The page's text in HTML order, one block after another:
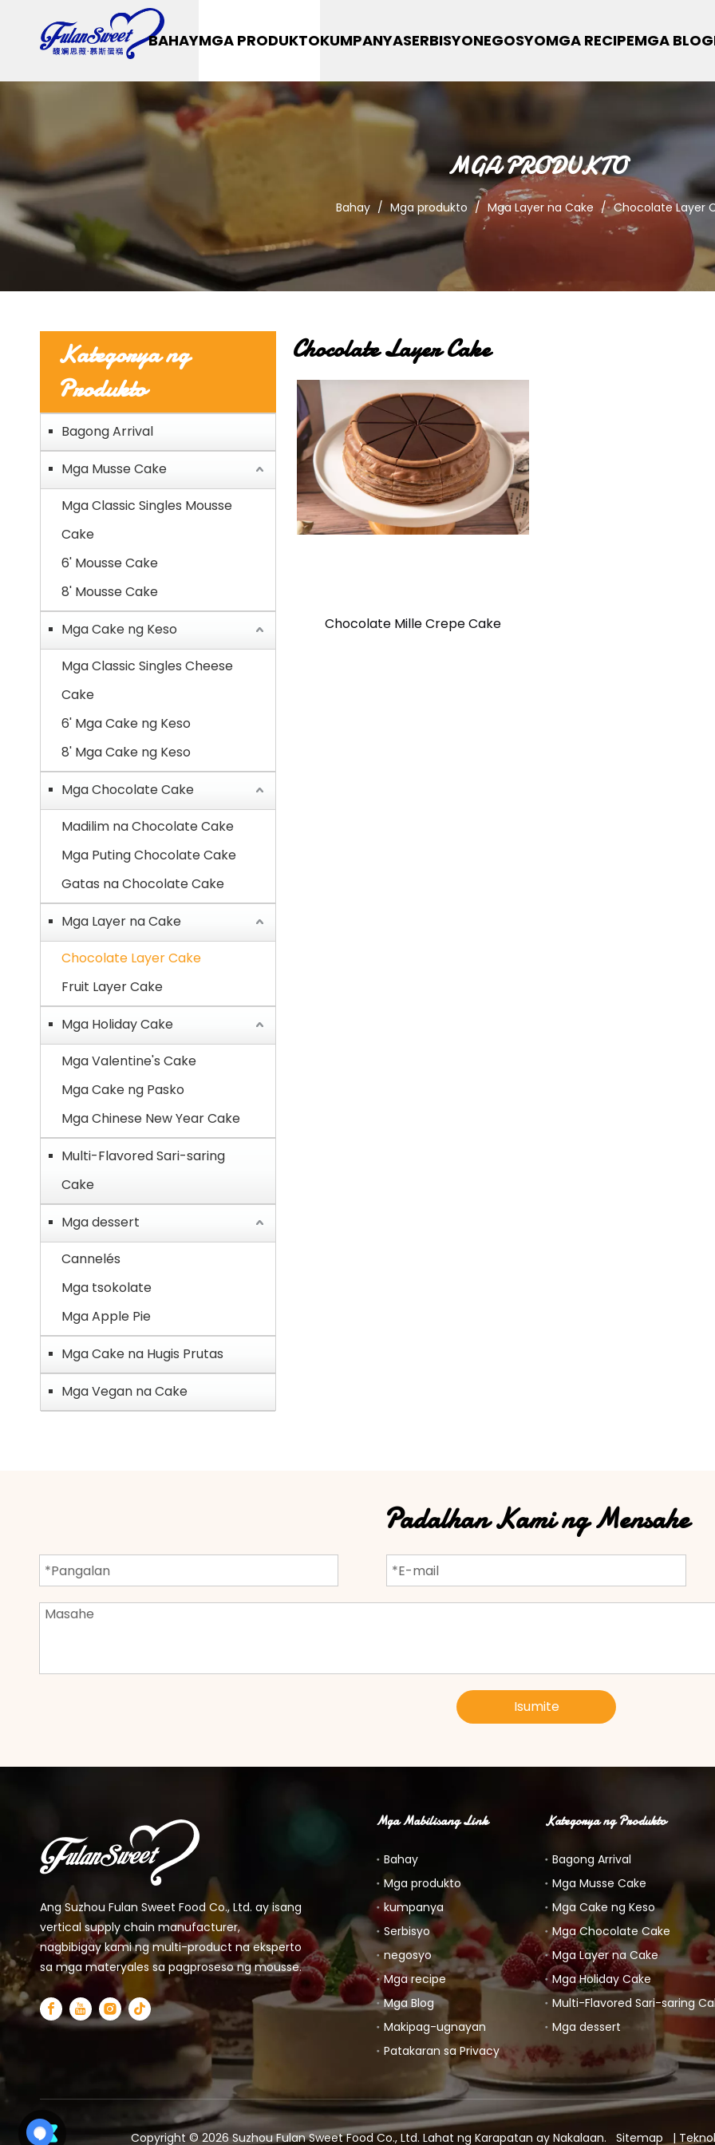
BAHAYMGA PRODUKTOKUMPANYASERBISYONEGOSYOMGA RECIPEMGA BLOG
MGA PRODUKTO
Bahay / Mga produkto / Mga Layer na Cake / Chocolate Layer
Kategorya ng
Produkto
Bagong Arrival
Mga Musse Cake
Mga Classic Singles Mousse
Cake
6' Mousse Cake
8' Mousse Cake
Mga Cake ng Keso
Mga Classic Singles Cheese
Cake
6' Mga Cake ng Keso
8' Mga Cake ng Keso
Mga Chocolate Cake
Madilim na Chocolate Cake
Mga Puting Chocolate Cake
Gatas na Chocolate Cake
Mga Layer na Cake
Chocolate Layer Cake
Fruit Layer Cake
Mga Holiday Cake
Mga Valentine's Cake
Mga Cake ng Pasko
Mga Chinese New Year Cake
Multi-Flavored Sari-saring
Cake
Mga dessert
Cannelés
Mga tsokolate
Mga Apple Pie
Mga Cake na Hugis Prutas
Mga Vegan na Cake
Chocolate Layer Cake
Chocolate Mille Crepe Cake
Padalhan Kami ng Mensahe
Isumite
Ang Suzhou Fulan Sweet Food Co., Ltd. ay isang
vertical supply chain manufacturer,
nagbibigay kami ng multi-product na eksperto
sa mga materyales sa pagproseso ng mousse.
Mga Mabilisang Link
Bahay
Mga produkto
kumpanya
Serbisyo
negosyo
Mga recipe
Mga Blog
Makipag-ugnayan
Patakaran sa Privacy
Kategorya ng Produkto
Bagong Arrival
Mga Musse Cake
Mga Cake ng Keso
Mga Chocolate Cake
Mga Layer na Cake
Mga Holiday Cake
Multi-Flavored Sari-saring
Mga dessert
Copyright © 2026 Suzhou Fulan Sweet Food Co., Ltd. Lahat ng Karapatan ay Nakalaan. Sitemap |